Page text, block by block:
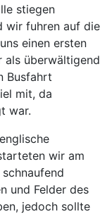
stiegen
wir fuhren auf die
einen ersten
als überwältigend
Busfahrt
mit, da
war.
wir am
und Felder des
jedoch sollte